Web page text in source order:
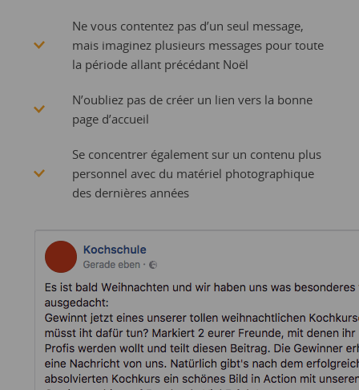
Ne vous contentez pas d’un seul message,
mais imaginez plusieurs messages pour toute
la période allant précédant Noël
N’oubliez pas de créer un lien vers la bonne
page d’accueil
Se concentrer également sur un contenu plus
personnel avec du matériel photographique
des dernières années